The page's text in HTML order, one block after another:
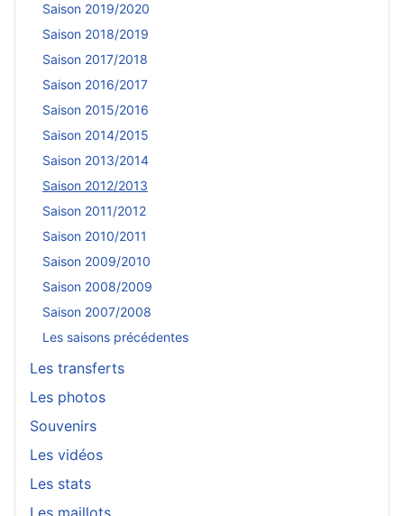
Saison 2019/2020
Saison 2018/2019
Saison 2017/2018
Saison 2016/2017
Saison 2015/2016
Saison 2014/2015
Saison 2013/2014
Saison 2012/2013
Saison 2011/2012
Saison 2010/2011
Saison 2009/2010
Saison 2008/2009
Saison 2007/2008
Les saisons précédentes
Les transferts
Les photos
Souvenirs
Les vidéos
Les stats
Les maillots